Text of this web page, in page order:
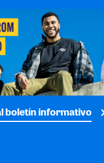
boletín informativo